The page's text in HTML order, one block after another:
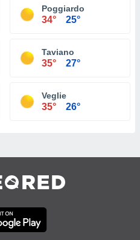
Poggiardo
34° 25°
Taviano
35° 27°
Veglie
35° 26°